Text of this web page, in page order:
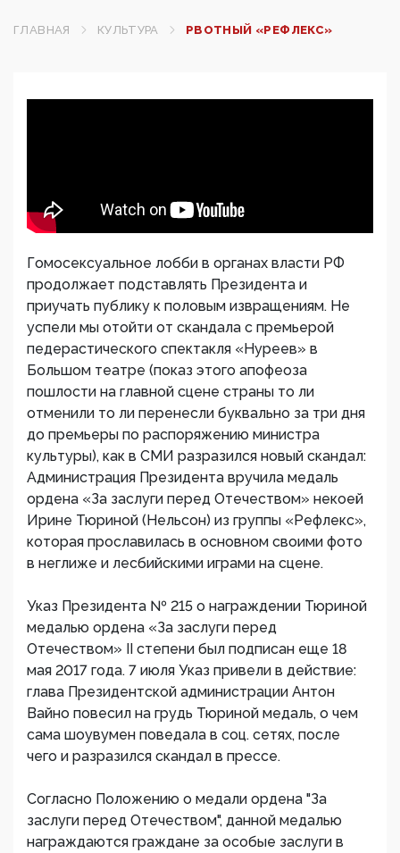
ГЛАВНАЯ КУЛЬТУРА РВОТНЫЙ «РЕФЛЕКС»
Гомосексуальное лобби в органах власти РФ
продолжает подставлять Президента и
приучать публику к половым извращениям. Не
успели мы отойти от скандала с премьерой
педерастического спектакля «Нуреев» в
Большом театре (показ этого апофеоза
пошлости на главной сцене страны то ли
отменили то ли перенесли буквально за три дня
до премьеры по распоряжению министра
культуры), как в СМИ разразился новый скандал:
Администрация Президента вручила медаль
ордена «За заслуги перед Отечеством» некоей
Ирине Тюриной (Нельсон) из группы «Рефлекс»,
которая прославилась в основном своими фото
в неглиже и лесбийскими играми на сцене.
Указ Президента № 215 о награждении Тюриной
медалью ордена «За заслуги перед
Отечеством» II степени был подписан еще 18
мая 2017 года. 7 июля Указ привели в действие:
глава Президентской администрации Антон
Вайно повесил на грудь Тюриной медаль, о чем
сама шоувумен поведала в соц. сетях, после
чего и разразился скандал в прессе.
Согласно Положению о медали ордена "За
заслуги перед Отечеством", данной медалью
награждаются граждане за особые заслуги в